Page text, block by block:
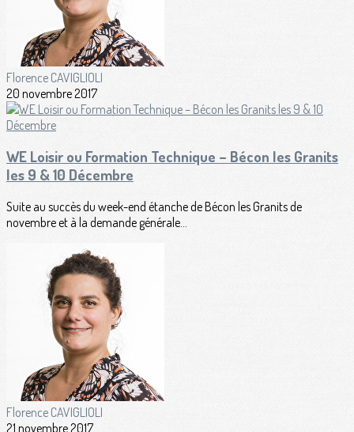
Florence CAVIGLIOLI
20 novembre 2017
WE Loisir ou Formation Technique – Bécon les Granits
les 9 & 10 Décembre
Suite au succès du week-end étanche de Bécon les Granits de
novembre et à la demande générale...
Florence CAVIGLIOLI
21 novembre 2017